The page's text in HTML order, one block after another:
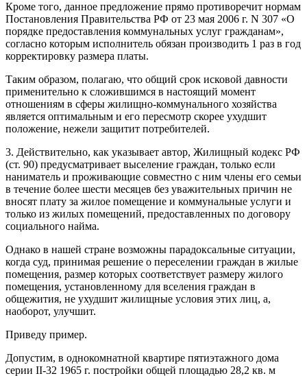
Кроме того, данное предложение прямо противоречит нормам
Постановления Правительства РФ от 23 мая 2006 г. N 307 «О
порядке предоставления коммунальных услуг гражданам»,
согласно которым исполнитель обязан производить 1 раз в год
корректировку размера платы.
Таким образом, полагаю, что общий срок исковой давности
применительно к сложившимся в настоящий момент
отношениям в сферы жилищно-коммунального хозяйства
является оптимальным и его пересмотр скорее ухудшит
положение, нежели защитит потребителей.
3. Действительно, как указывает автор, Жилищный кодекс РФ
(ст. 90) предусматривает выселение граждан, только если
наниматель и проживающие совместно с ним члены его семьи
в течение более шести месяцев без уважительных причин не
вносят плату за жилое помещение и коммунальные услуги и
только из жилых помещений, предоставленных по договору
социального найма.
Однако в нашей стране возможны парадоксальные ситуации,
когда суд, принимая решение о переселении граждан в жилые
помещения, размер которых соответствует размеру жилого
помещения, установленному для вселения граждан в
общежития, не ухудшит жилищные условия этих лиц, а,
наоборот, улучшит.
Приведу пример.
Допустим, в однокомнатной квартире пятиэтажного дома
серии II-32 1965 г. постройки общей площадью 28,2 кв. м